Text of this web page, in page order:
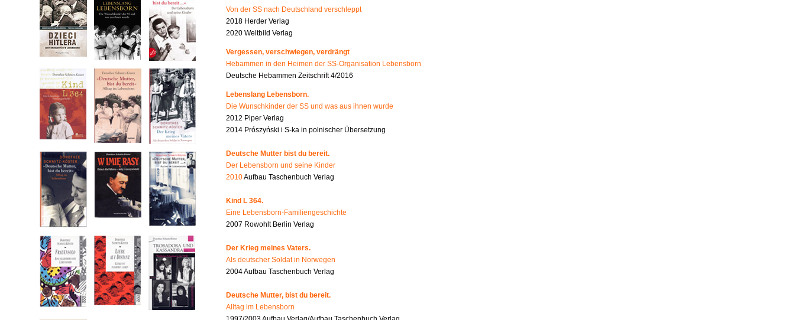
Von der SS nach Deutschland verschleppt
2018 Herder Verlag
2020 Weltbild Verlag
Vergessen, verschwiegen, verdrängt
Hebammen in den Heimen der SS-Organisation Lebensborn
Deutsche Hebammen Zeitschrift 4/2016
Lebenslang Lebensborn.
Die Wunschkinder der SS und was aus ihnen wurde
2012 Piper Verlag
2014 Prószyński i S-ka in polnischer Übersetzung
Deutsche Mutter bist du bereit.
Der Lebensborn und seine Kinder
2010Aufbau Taschenbuch Verlag
Kind L 364.
Eine Lebensborn-Familiengeschichte
2007 Rowohlt Berlin Verlag
Der Krieg meines Vaters.
Als deutscher Soldat in Norwegen
2004 Aufbau Taschenbuch Verlag
Deutsche Mutter, bist du bereit.
Alltag im Lebensborn